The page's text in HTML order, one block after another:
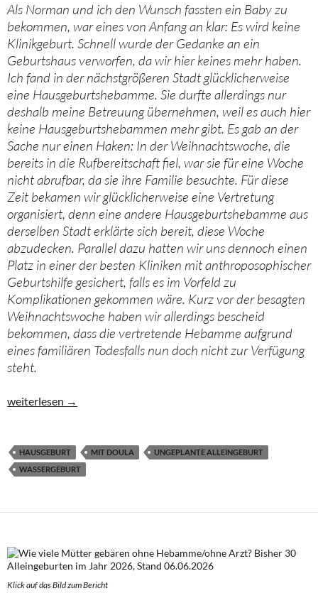
Als Norman und ich den Wunsch fassten ein Baby zu
bekommen, war eines von Anfang an klar: Es wird keine
Klinikgeburt. Schnell wurde der Gedanke an ein
Geburtshaus verworfen, da wir hier keines mehr haben.
Ich fand in der nächstgrößeren Stadt glücklicherweise
eine Hausgeburtshebamme. Sie durfte allerdings nur
deshalb meine Betreuung übernehmen, weil es auch hier
keine Hausgeburtshebammen mehr gibt. Es gab an der
Sache nur einen Haken: In der Weihnachtswoche, die
bereits in die Rufbereitschaft fiel, war sie für eine Woche
nicht abrufbar, da sie ihre Familie besuchte. Für diese
Zeit bekamen wir glücklicherweise eine Vertretung
organisiert, denn eine andere Hausgeburtshebamme aus
derselben Stadt erklärte sich bereit, diese Woche
abzudecken. Parallel dazu hatten wir uns dennoch einen
Platz in einer der besten Kliniken mit anthroposophischer
Geburtshilfe gesichert, falls es im Vorfeld zu
Komplikationen gekommen wäre. Kurz vor der besagten
Weihnachtswoche haben wir allerdings bescheid
bekommen, dass die vertretende Hebamme aufgrund
eines familiären Todesfalls nun doch nicht zur Verfügung
steht.
Eine Alleingeburt an Heiligabend
weiterlesen →
HAUSGEBURT MIT DOULA
UNGEPLANTE ALLEINGEBURT
WASSERGEBURT
Klick auf das Bild zum Bericht